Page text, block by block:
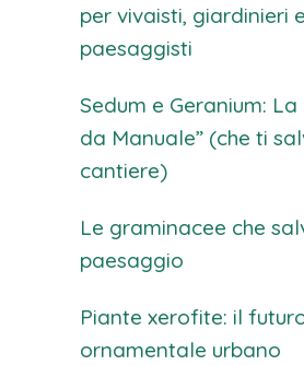
per vivaisti, giardinieri e
paesaggisti
Sedum e Geranium: La
da Manuale” (che ti
cantiere)
Le graminacee che
paesaggio
Piante xerofite: il
ornamentale urbano